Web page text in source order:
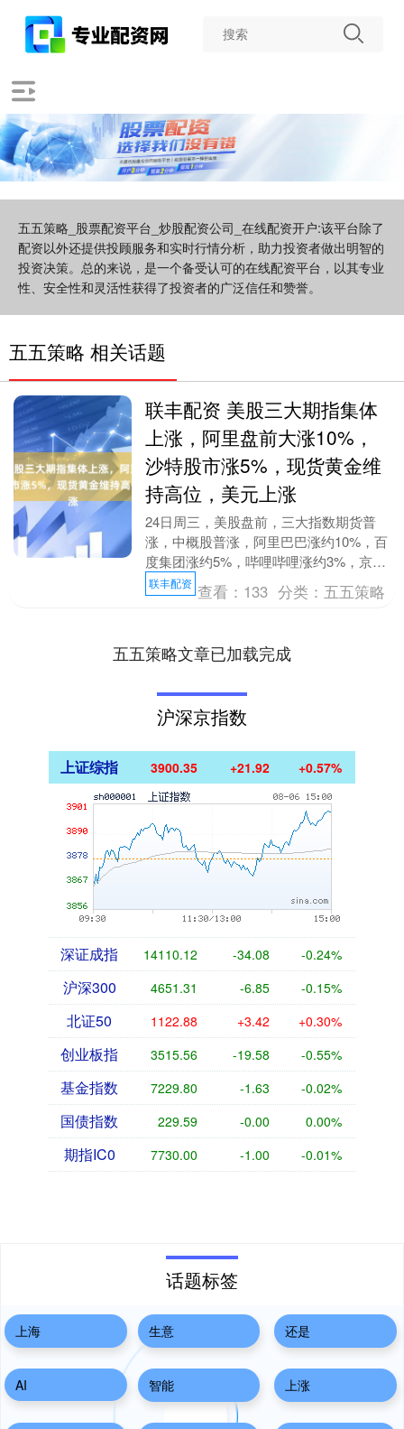
五五策略_股票配资平台_炒股配资公司_在线配资开户:该平台除了
配资以外还提供投顾服务和实时行情分析，助力投资者做出明智的
投资决策。总的来说，是一个备受认可的在线配资平台，以其专业
性、安全性和灵活性获得了投资者的广泛信任和赞誉。
五五策略 相关话题
联丰配资 美股三大期指集体
上涨，阿里盘前大涨10%，
沙特股市涨5%，现货黄金维
持高位，美元上涨
24日周三，美股盘前，三大指数期货普
涨，中概股普涨，阿里巴巴涨约10%，百
度集团涨约5%，哔哩哔哩涨约3%，京东
涨约4%。半导体股多数上涨，美光科技
涨约1%。 ....
联丰配资 查看： 133 分类： 五五策略
五五策略文章已加载完成
沪深京指数
上证综指 3900.35 +21.92 +0.57%
深证成指 14110.12 -34.08 -0.24%
沪深300 4651.31 -6.85 -0.15%
北证50 1122.88 +3.42 +0.30%
创业板指 3515.56 -19.58 -0.55%
基金指数 7229.80 -1.63 -0.02%
国债指数 229.59 -0.00 0.00%
期指IC0 7730.00 -1.00 -0.01%
话题标签
上海 生意 还是
AI 智能 上涨